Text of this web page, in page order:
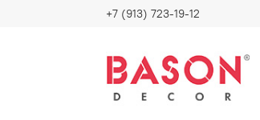
+7 (913) 723-19-12